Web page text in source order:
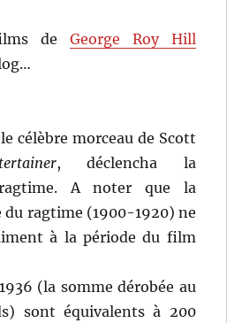
de George Roy Hill
célèbre morceau de Scott
, déclencha la
A noter que la
ragtime (1900-1920) ne
à la période du film
(la somme dérobée au
sont équivalents à 200